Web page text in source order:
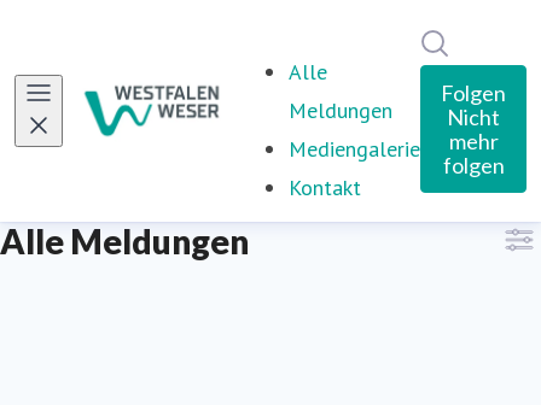
Alle
Meldungen
Mediengalerie
Kontakt
Folgen
Nicht
mehr
folgen
Alle Meldungen